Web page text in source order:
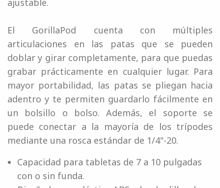
ajustable.
El GorillaPod cuenta con múltiples
articulaciones en las patas que se pueden
doblar y girar completamente, para que puedas
grabar prácticamente en cualquier lugar. Para
mayor portabilidad, las patas se pliegan hacia
adentro y te permiten guardarlo fácilmente en
un bolsillo o bolso. Además, el soporte se
puede conectar a la mayoría de los trípodes
mediante una rosca estándar de 1/4"-20.
Capacidad para tabletas de 7 a 10 pulgadas
con o sin funda.